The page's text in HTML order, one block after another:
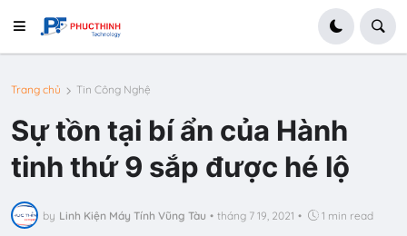
Trang chủ Tin Công Nghệ
Sự tồn tại bí ẩn của Hành
tinh thứ 9 sắp được hé lộ
by Linh Kiện Máy Tính Vũng Tàu • tháng 7 19, 2021 • 1 min read